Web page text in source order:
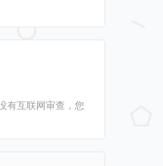
有互联网审查，您